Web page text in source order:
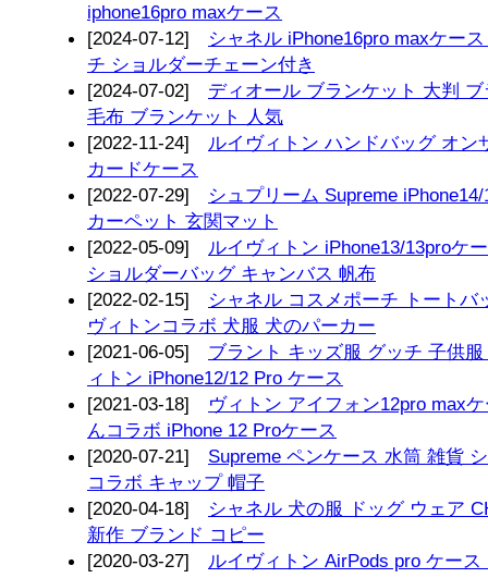
iphone16pro maxケース
[2024-07-12] シャネル iPhone16pro maxケー
チ ショルダーチェーン付き
[2024-07-02] ディオール ブランケット 大判
毛布 ブランケット 人気
[2022-11-24] ルイヴィトン ハンドバッグ オン
カードケース
[2022-07-29] シュプリーム Supreme
カーペット 玄関マット
[2022-05-09] ルイヴィトン iPhone13/13proケ
ショルダーバッグ キャンバス 帆布
[2022-02-15] シャネル コスメポーチ トートバ
ヴィトンコラボ 犬服 犬のパーカー
[2021-06-05] ブラント キッズ服 グッチ 子供
ィトン iPhone12/12 Pro ケース
[2021-03-18] ヴィトン アイフォン12pro max
んコラボ iPhone 12 Proケース
[2020-07-21] Supreme ペンケース 水筒 雑貨
コラボ キャップ 帽子
[2020-04-18] シャネル 犬の服 ドッグ ウェア
新作 ブランド コピー
[2020-03-27] ルイヴィトン AirPods pro ケース